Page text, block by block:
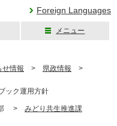
Foreign Languages
メニュー
せ情報 > 県政情報 >
ック運用方針
> みどり共生推進課